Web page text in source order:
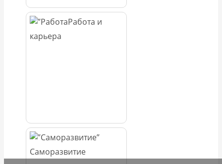
Работа и
карьера
Саморазвитие